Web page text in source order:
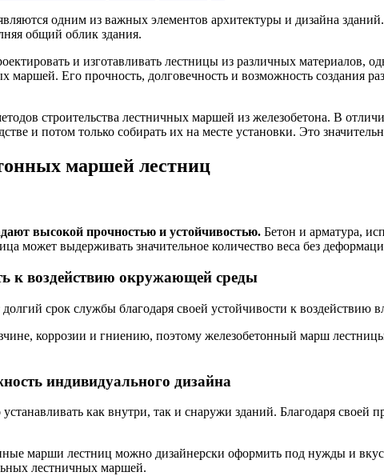
одним из важных элементов архитектуры и дизайна
общий облик здания.
и изготавливать лестницы из различных материалов,
маршей. Его прочность, долговечность и возможность
строительства лестничных маршей из железобетона. В
и потом только собирать их на месте установки. Это
маршей лестниц
высокой прочностью и устойчивостью. Бетон и арматура,
может выдерживать значительное количество веса без
к воздействию окружающей среды
срок службы благодаря своей устойчивости к
коррозии и гниению, поэтому железобетонный марш
индивидуального дизайна
как внутри, так и снаружи зданий. Благодаря своей
марши лестниц можно дизайнерски оформить под нужды и
лестничных маршей.